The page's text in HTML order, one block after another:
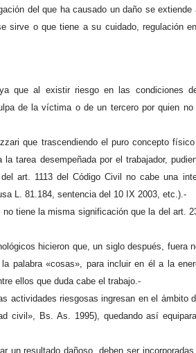
del que ha causado un daño se
sirve o que tiene a su cuidado, regulación
que al existir riesgo en las condiciones
de la víctima o de un tercero por quien
que trascendiendo el puro concepto
tarea desempeñada por el trabajador,
art. 1113 del Código Civil no cabe una
L. 81.184, sentencia del 10 IX 2003, etc.).-
no tiene la misma significación que la del art.
hicieron que, un siglo después, fuera
palabra «cosas», para incluir en él a la
ellos que duda cabe el trabajo.-
actividades riesgosas ingresan en el ámbito
civil», Bs. As. 1995), quedando así
un resultado dañoso, deben ser